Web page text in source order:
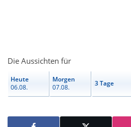
Die Aussichten für
Heute
06.08.
Morgen
07.08.
3 Tage